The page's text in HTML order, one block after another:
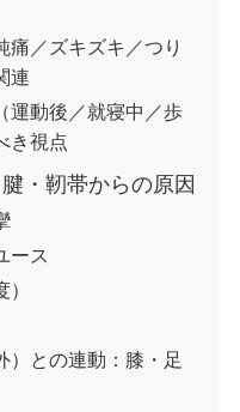
痛／ズキズキ／つり
連
運動後／就寝中／歩
き視点
・靭帯からの原因
ース
）との連動：膝・足